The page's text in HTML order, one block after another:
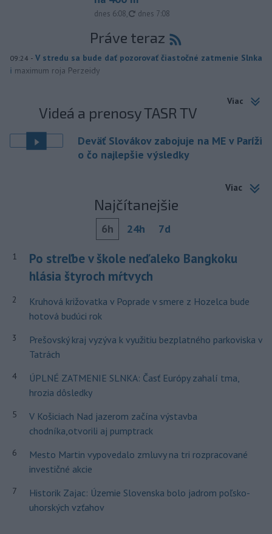
dnes 6:08, aktualizované
dnes 7:08
Práve teraz
09:24 - V stredu sa bude dať pozorovať čiastočné zatmenie Slnka
i maximum roja Perzeidy
Viac
Videá a prenosy TASR TV
Deväť Slovákov zabojuje na ME v Paríži
o čo najlepšie výsledky
Viac
Najčítanejšie
6h 24h 7d
1
Po streľbe v škole neďaleko Bangkoku
hlásia štyroch mŕtvych
2
Kruhová križovatka v Poprade v smere z Hozelca bude
hotová budúci rok
3
Prešovský kraj vyzýva k využitiu bezplatného parkoviska v
Tatrách
4
ÚPLNÉ ZATMENIE SLNKA: Časť Európy zahalí tma,
hrozia dôsledky
5
V Košiciach Nad jazerom začína výstavba
chodníka,otvorili aj pumptrack
6
Mesto Martin vypovedalo zmluvy na tri rozpracované
investičné akcie
7
Historik Zajac: Územie Slovenska bolo jadrom poľsko-
uhorských vzťahov